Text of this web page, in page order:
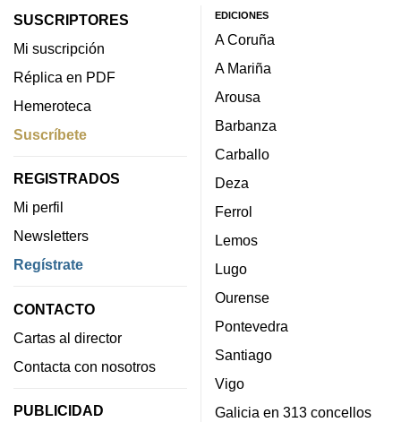
SUSCRIPTORES
Mi suscripción
Réplica en PDF
Hemeroteca
Suscríbete
REGISTRADOS
Mi perfil
Newsletters
Regístrate
CONTACTO
Cartas al director
Contacta con nosotros
PUBLICIDAD
EDICIONES
A Coruña
A Mariña
Arousa
Barbanza
Carballo
Deza
Ferrol
Lemos
Lugo
Ourense
Pontevedra
Santiago
Vigo
Galicia en 313 concellos